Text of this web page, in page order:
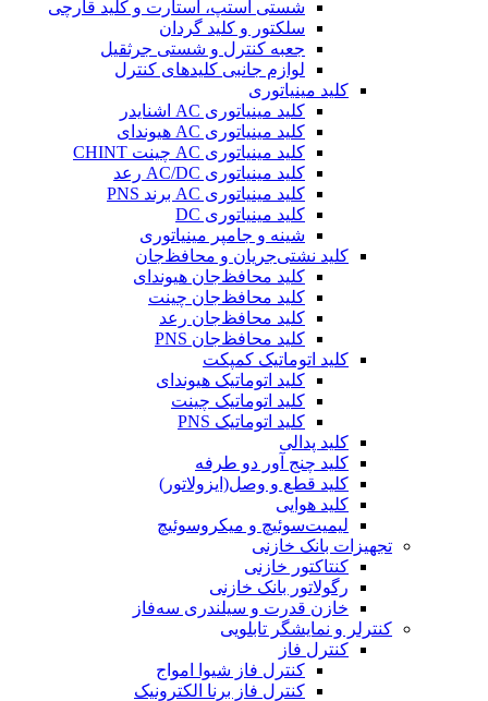
شستی استپ، استارت و کلید قارچی
سلکتور و کلید گردان
جعبه کنترل و شستی جرثقیل
لوازم جانبی کلیدهای کنترل
کلید مینیاتوری
کلید مینیاتوری AC اشنایدر
کلید مینیاتوری AC هیوندای
کلید مینیاتوری AC چینت CHINT
کلید مینیاتوری AC/DC رعد
کلید مینیاتوری AC برند PNS
کلید مینیاتوری DC
شینه و جامپر مینیاتوری
کلید نشتی‌جریان و محافظ‌جان
کلید محافظ‌جان هیوندای
کلید محافظ‌جان چینت
کلید محافظ‌جان رعد
کلید محافظ‌جان PNS
کلید اتوماتیک کمپکت
کلید اتوماتیک هیوندای
کلید اتوماتیک چینت
کلید اتوماتیک PNS
کلید پدالی
کلید چنج آور دو طرفه
کلید قطع و وصل(ایزولاتور)
کلید هوایی
لیمیت‌سوئیچ و میکروسوئیچ
تجهیزات بانک خازنی
کنتاکتور خازنی
رگولاتور بانک خازنی
خازن قدرت و سیلندری سه‌فاز
کنترلر و نمایشگر تابلویی
کنترل فاز
کنترل فاز شیوا امواج
کنترل فاز برنا الکترونیک